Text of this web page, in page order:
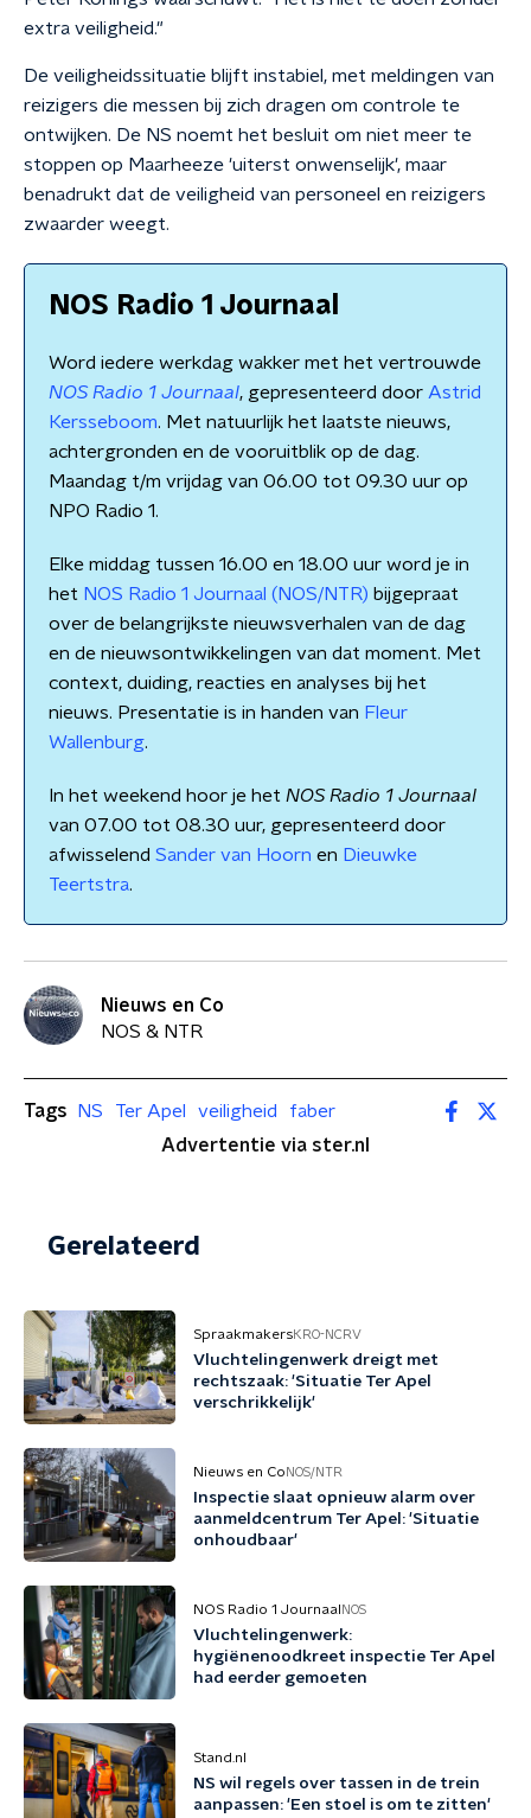
extra veiligheid."
De veiligheidssituatie blijft instabiel, met meldingen van
reizigers die messen bij zich dragen om controle te
ontwijken. De NS noemt het besluit om niet meer te
stoppen op Maarheeze 'uiterst onwenselijk', maar
benadrukt dat de veiligheid van personeel en reizigers
zwaarder weegt.
NOS Radio 1 Journaal
Word iedere werkdag wakker met het vertrouwde
NOS Radio 1 Journaal, gepresenteerd door Astrid
Kersseboom. Met natuurlijk het laatste nieuws,
achtergronden en de vooruitblik op de dag.
Maandag t/m vrijdag van 06.00 tot 09.30 uur op
NPO Radio 1.
Elke middag tussen 16.00 en 18.00 uur word je in
het NOS Radio 1 Journaal (NOS/NTR) bijgepraat
over de belangrijkste nieuwsverhalen van de dag
en de nieuwsontwikkelingen van dat moment. Met
context, duiding, reacties en analyses bij het
nieuws. Presentatie is in handen van Fleur
Wallenburg.
In het weekend hoor je het NOS Radio 1 Journaal
van 07.00 tot 08.30 uur, gepresenteerd door
afwisselend Sander van Hoorn en Dieuwke
Teertstra.
Nieuws en Co
NOS & NTR
Tags NS Ter Apel veiligheid
faber
Advertentie via ster.nl
Gerelateerd
SpraakmakersKRO-NCRV
Vluchtelingenwerk dreigt met
rechtszaak: 'Situatie Ter Apel
verschrikkelijk'
Nieuws en Co NOS/NTR
Inspectie slaat opnieuw alarm over
aanmeldcentrum Ter Apel: 'Situatie
onhoudbaar'
NOS Radio 1 Journaal NOS
Vluchtelingenwerk:
hygiënenoodkreet inspectie Ter Apel
had eerder gemoeten
Stand.nl
NS wil regels over tassen in de trein
aanpassen: 'Een stoel is om te zitten'